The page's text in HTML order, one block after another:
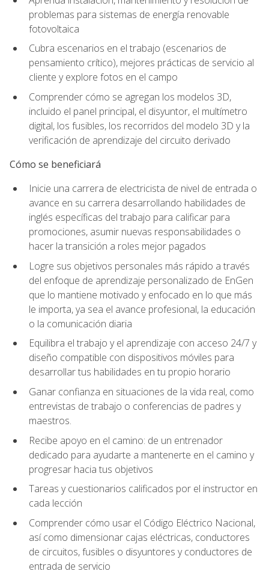
problemas para sistemas de energía renovable
fotovoltaica
Cubra escenarios en el trabajo (escenarios de
pensamiento crítico), mejores prácticas de servicio al
cliente y explore fotos en el campo
Comprender cómo se agregan los modelos 3D,
incluido el panel principal, el disyuntor, el multímetro
digital, los fusibles, los recorridos del modelo 3D y la
verificación de aprendizaje del circuito derivado
Cómo se beneficiará
Inicie una carrera de electricista de nivel de entrada o
avance en su carrera desarrollando habilidades de
inglés específicas del trabajo para calificar para
promociones, asumir nuevas responsabilidades o
hacer la transición a roles mejor pagados
Logre sus objetivos personales más rápido a través
del enfoque de aprendizaje personalizado de EnGen
que lo mantiene motivado y enfocado en lo que más
le importa, ya sea el avance profesional, la educación
o la comunicación diaria
Equilibra el trabajo y el aprendizaje con acceso 24/7 y
diseño compatible con dispositivos móviles para
desarrollar tus habilidades en tu propio horario
Ganar confianza en situaciones de la vida real, como
entrevistas de trabajo o conferencias de padres y
maestros.
Recibe apoyo en el camino: de un entrenador
dedicado para ayudarte a mantenerte en el camino y
progresar hacia tus objetivos
Tareas y cuestionarios calificados por el instructor en
cada lección
Comprender cómo usar el Código Eléctrico Nacional,
así como dimensionar cajas eléctricas, conductores
de circuitos, fusibles o disyuntores y conductores de
entrada de servicio